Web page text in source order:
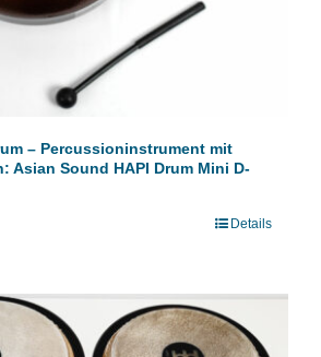
– Percussioninstrument mit
Asian Sound HAPI Drum Mini D-
Details